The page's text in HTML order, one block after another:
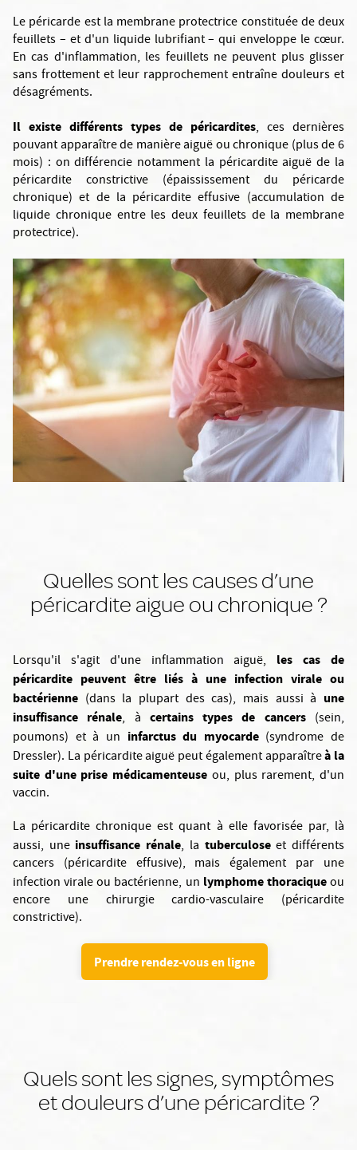
Le péricarde est la membrane protectrice constituée de deux
feuillets – et d'un liquide lubrifiant – qui enveloppe le cœur.
En cas d'inflammation, les feuillets ne peuvent plus glisser
sans frottement et leur rapprochement entraîne douleurs et
désagréments.
Il existe différents types de péricardites, ces dernières
pouvant apparaître de manière aiguë ou chronique (plus de 6
mois) : on différencie notamment la péricardite aiguë de la
péricardite constrictive (épaississement du péricarde
chronique) et de la péricardite effusive (accumulation de
liquide chronique entre les deux feuillets de la membrane
protectrice).
Quelles sont les causes d’une
péricardite aigue ou chronique ?
Lorsqu'il s'agit d'une inflammation aiguë,
les cas de
péricardite peuvent être liés à une infection virale ou
bactérienne (dans la plupart des cas), mais aussi à une
insuffisance rénale, à certains types de cancers(sein,
poumons) et à un infarctus du myocarde(syndrome de
Dressler). La péricardite aiguë peut également apparaîtreà la
suite d'une prise médicamenteuse ou, plus rarement, d'un
vaccin.
La péricardite chronique est quant à elle favorisée par, là
aussi, une insuffisance rénale, la tuberculoseet différents
cancers (péricardite effusive), mais également par une
infection virale ou bactérienne, un lymphome thoraciqueou
encore une chirurgie cardio-vasculaire (péricardite
constrictive).
Prendre rendez-vous en ligne
Quels sont les signes, symptômes
et douleurs d’une péricardite ?